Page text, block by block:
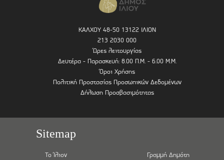
ΚΑΛΧΟΥ 48-50 13122 ΙΛΙΟΝ
213 2030 000
Ώρες λειτουργίας
Δευτέρα - Παρασκευή: 8.00 Π.Μ. - 6.00 Μ.Μ.
Όροι Χρήσης
Πολιτική Προστασίας Προσωπικών Δεδομένων
Δήλωση Προσβασιμότητας
Sitemap
Το Ίλιον Γραμμή Δημότη